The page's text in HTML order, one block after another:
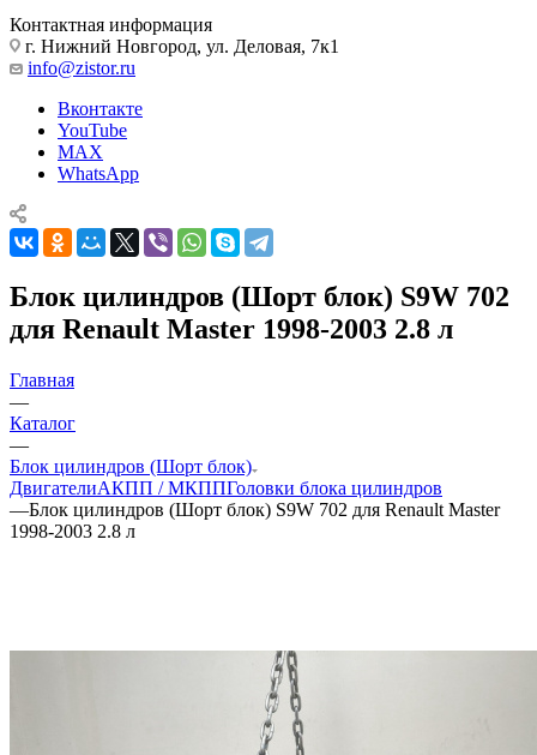
Контактная информация
г. Нижний Новгород, ул. Деловая, 7к1
info@zistor.ru
Вконтакте
YouTube
MAX
WhatsApp
Блок цилиндров (Шорт блок) S9W 702
для Renault Master 1998-2003 2.8 л
Главная
—
Каталог
—
Блок цилиндров (Шорт блок)
ДвигателиАКПП / МКППГоловки блока цилиндров
—Блок цилиндров (Шорт блок) S9W 702 для Renault Master
1998-2003 2.8 л